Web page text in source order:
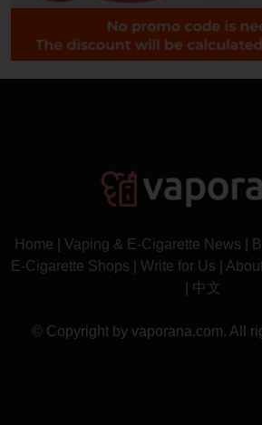
Home Vaping & E-Cigarette News
E-Cigarette Shops
Write for Us
中文
© Copyright by vaporana.com. All